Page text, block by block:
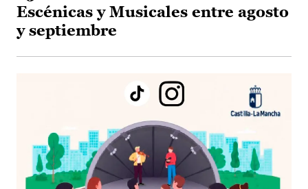
Escénicas y Musicales entre agosto
y septiembre